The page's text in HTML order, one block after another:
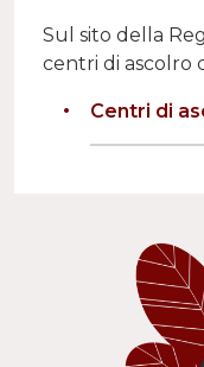
Sul sito della
centri di ascolro
Centri di